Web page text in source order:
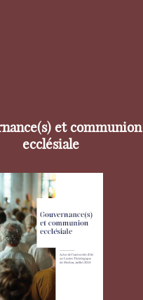
et communion
ecclésiale